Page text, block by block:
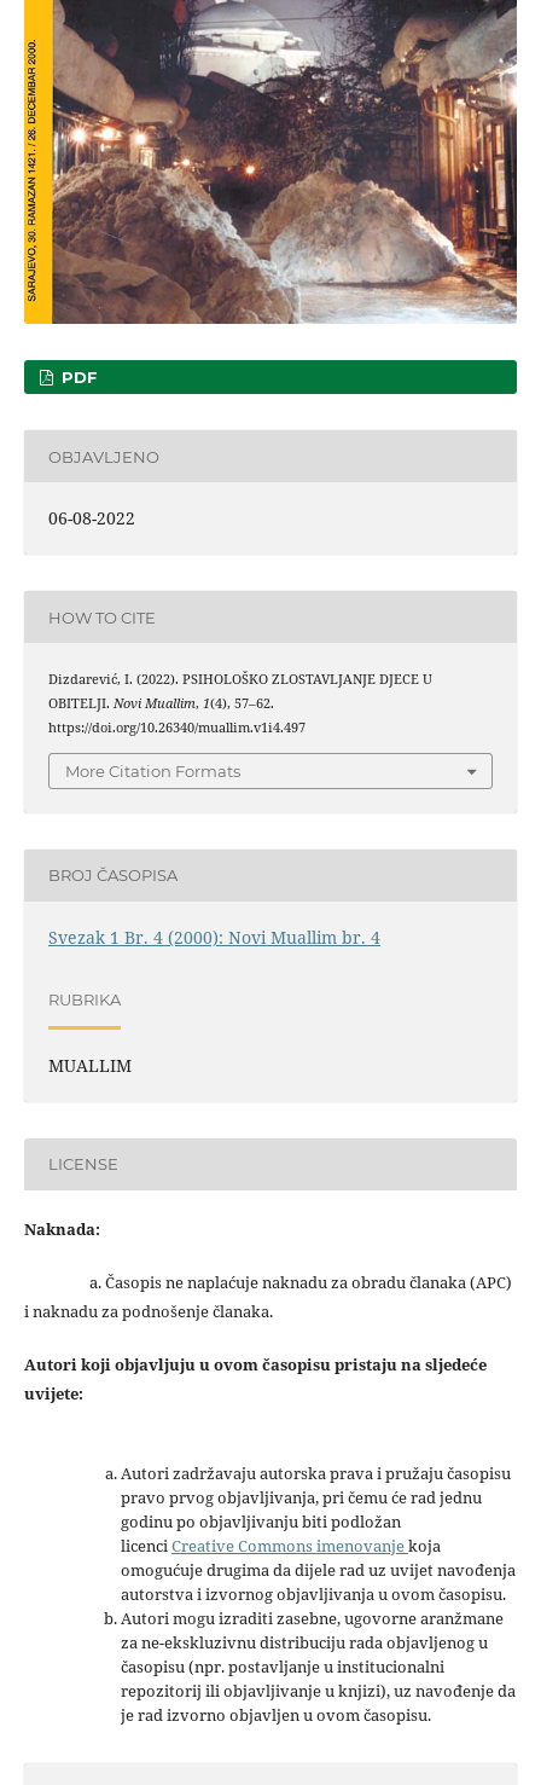
PDF
OBJAVLJENO
06-08-2022
HOW TO CITE
Dizdarević, I. (2022). PSIHOLOŠKO ZLOSTAVLJANJE DJECE U
OBITELJI. Novi Muallim, 1(4), 57–62.
https://doi.org/10.26340/muallim.v1i4.497
More Citation Formats
BROJ ČASOPISA
Svezak 1 Br. 4 (2000): Novi Muallim br. 4
RUBRIKA
MUALLIM
LICENSE
Naknada:
a. Časopis ne naplaćuje naknadu za obradu članaka (APC)
i naknadu za podnošenje članaka.
Autori koji objavljuju u ovom časopisu pristaju na sljedeće
uvijete:
Autori zadržavaju autorska prava i pružaju časopisu
pravo prvog objavljivanja, pri čemu će rad jednu
godinu po objavljivanju biti podložan
licenciCreative Commons imenovanjekoja
omogućuje drugima da dijele rad uz uvijet navođenja
autorstva i izvornog objavljivanja u ovom časopisu.
Autori mogu izraditi zasebne, ugovorne aranžmane
za ne-ekskluzivnu distribuciju rada objavljenog u
časopisu (npr. postavljanje u institucionalni
repozitorij ili objavljivanje u knjizi), uz navođenje da
je rad izvorno objavljen u ovom časopisu.